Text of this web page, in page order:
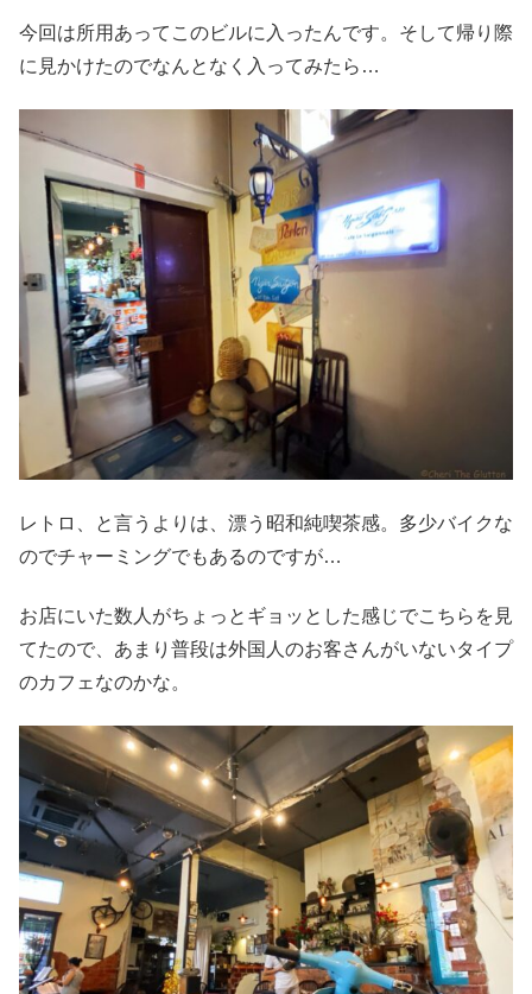
今回は所用あってこのビルに入ったんです。そして帰り際
に見かけたのでなんとなく入ってみたら…
レトロ、と言うよりは、漂う昭和純喫茶感。多少バイクな
のでチャーミングでもあるのですが…
お店にいた数人がちょっとギョッとした感じでこちらを見
てたので、あまり普段は外国人のお客さんがいないタイプ
のカフェなのかな。